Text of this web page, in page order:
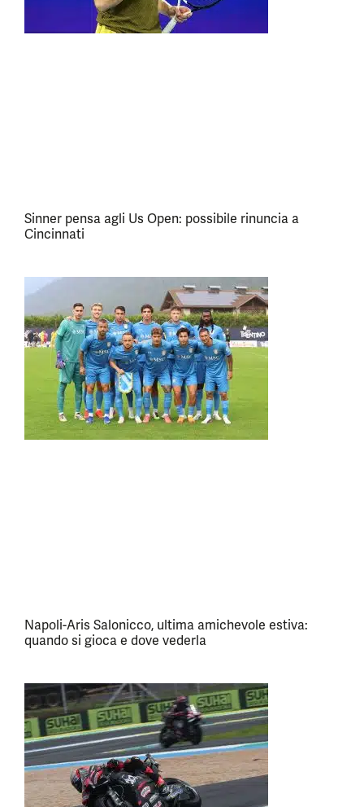
Sinner pensa agli Us Open: possibile rinuncia a
Cincinnati
Napoli-Aris Salonicco, ultima amichevole estiva:
quando si gioca e dove vederla